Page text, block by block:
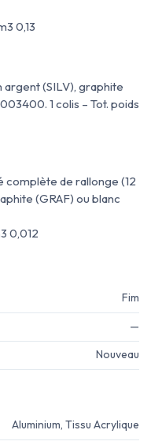
0,13
(SILV), graphite
1 colis – Tot. poids
complète de rallonge (12
(GRAF) ou blanc
0,012
Fim
—
Nouveau
Aluminium, Tissu Acrylique